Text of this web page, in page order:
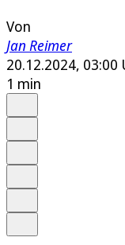
Von
Jan Reimer
20.12.2024, 03:00
1 min